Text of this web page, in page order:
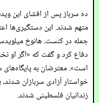
متهم شدند. این دستگیری‌ها
جمله در کنست. هانوخ
دفاع کرد و گفت که «اگر او
است». معترضان به
خواستار آزادی سربازان
زندانیان فلسطینی شدند.